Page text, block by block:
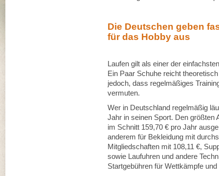
Die Deutschen geben
für das Hobby aus
Laufen gilt als einer der
Ein Paar Schuhe reicht
jedoch, dass regelmäßiges
vermuten.
Wer in Deutschland regelmäßig
Jahr in seinen Sport. Den größten
im Schnitt 159,70 € pro Jahr
anderem für Bekleidung mit
Mitgliedschaften mit 108,11 €,
sowie Laufuhren und andere
Startgebühren für Wettkämpfe und